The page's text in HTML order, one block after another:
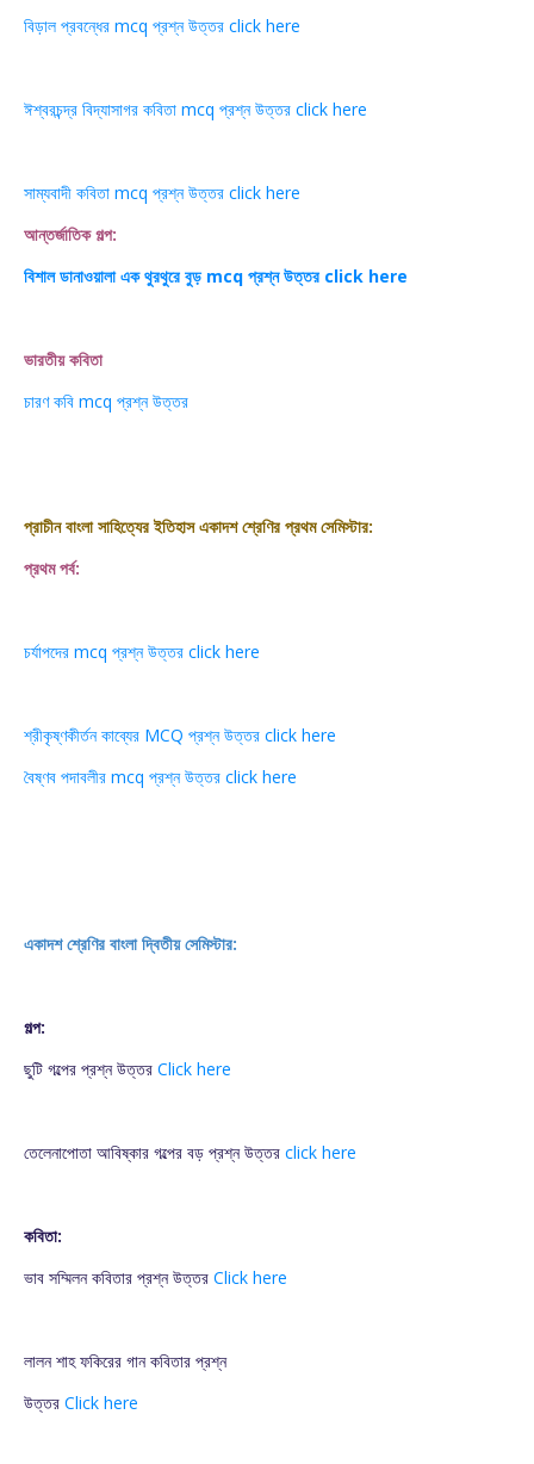
বিড়াল প্রবন্ধের mcq প্রশ্ন উত্তর click here
ঈশ্বরচন্দ্র বিদ্যাসাগর কবিতা mcq প্রশ্ন উত্তর click here
সাম্যবাদী কবিতা mcq প্রশ্ন উত্তর click here
আন্তর্জাতিক গল্প:
বিশাল ডানাওয়ালা এক থুরথুরে বুড় mcq প্রশ্ন উত্তর click here
ভারতীয় কবিতা
চারণ কবি mcq প্রশ্ন উত্তর
প্রাচীন বাংলা সাহিত্যের ইতিহাস একাদশ শ্রেণির প্রথম সেমিস্টার:
প্রথম পর্ব:
চর্যাপদের mcq প্রশ্ন উত্তর click here
শ্রীকৃষ্ণকীর্তন কাব্যের MCQ প্রশ্ন উত্তর click here
বৈষ্ণব পদাবলীর mcq প্রশ্ন উত্তর click here
একাদশ শ্রেণির বাংলা দ্বিতীয় সেমিস্টার:
গল্প:
ছুটি গল্পের প্রশ্ন উত্তর Click here
তেলেনাপোতা আবিষ্কার গল্পের বড় প্রশ্ন উত্তর click here
কবিতা:
ভাব সম্মিলন কবিতার প্রশ্ন উত্তর Click here
লালন শাহ ফকিরের গান কবিতার প্রশ্ন
উত্তর Click here